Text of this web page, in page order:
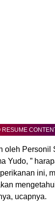
RESUME
oleh Personil
Yudo, ”
ini,
ucapnya.